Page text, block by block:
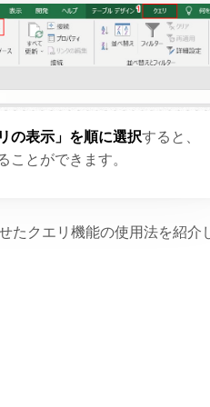
の表示」を順に選択すると、
ことができます。
たクエリ機能の使用法を紹介